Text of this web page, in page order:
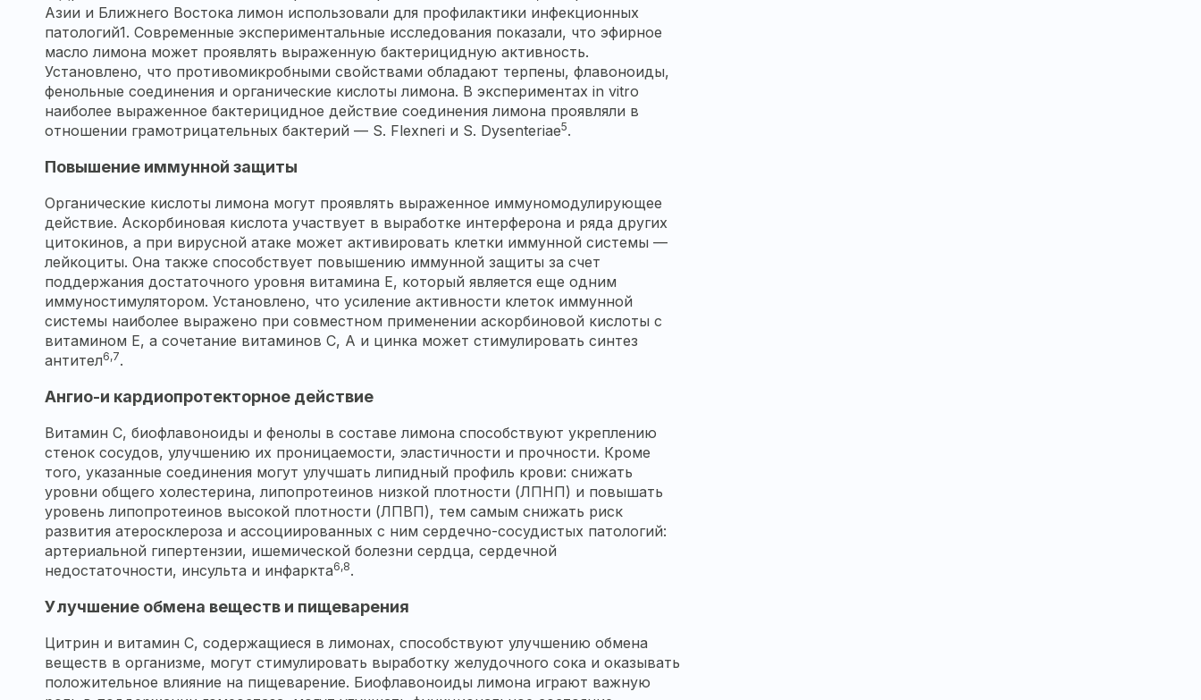
Азии и Ближнего Востока лимон использовали для профилактики инфекционных
патологий1. Современные экспериментальные исследования показали, что эфирное
масло лимона может проявлять выраженную бактерицидную активность.
Установлено, что противомикробными свойствами обладают терпены, флавоноиды,
фенольные соединения и органические кислоты лимона. В экспериментах in vitro
наиболее выраженное бактерицидное действие соединения лимона проявляли в
отношении грамотрицательных бактерий — S. Flexneri и S. Dysenteriae5.
Повышение иммунной защиты
Органические кислоты лимона могут проявлять выраженное иммуномодулирующее
действие. Аскорбиновая кислота участвует в выработке интерферона и ряда других
цитокинов, а при вирусной атаке может активировать клетки иммунной системы —
лейкоциты. Она также способствует повышению иммунной защиты за счет
поддержания достаточного уровня витамина E, который является еще одним
иммуностимулятором. Установлено, что усиление активности клеток иммунной
системы наиболее выражено при совместном применении аскорбиновой кислоты с
витамином E, а сочетание витаминов C, A и цинка может стимулировать синтез
антител6,7.
Ангио-и кардиопротекторное действие
Витамин C, биофлавоноиды и фенолы в составе лимона способствуют укреплению
стенок сосудов, улучшению их проницаемости, эластичности и прочности. Кроме
того, указанные соединения могут улучшать липидный профиль крови: снижать
уровни общего холестерина, липопротеинов низкой плотности (ЛПНП) и повышать
уровень липопротеинов высокой плотности (ЛПВП), тем самым снижать риск
развития атеросклероза и ассоциированных с ним сердечно-сосудистых патологий:
артериальной гипертензии, ишемической болезни сердца, сердечной
недостаточности, инсульта и инфаркта6,8.
Улучшение обмена веществ и пищеварения
Цитрин и витамин С, содержащиеся в лимонах, способствуют улучшению обмена
веществ в организме, могут стимулировать выработку желудочного сока и оказывать
положительное влияние на пищеварение. Биофлавоноиды лимона играют важную